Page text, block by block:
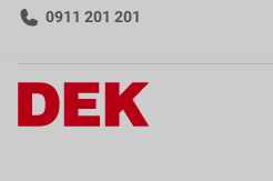
0911 201 201